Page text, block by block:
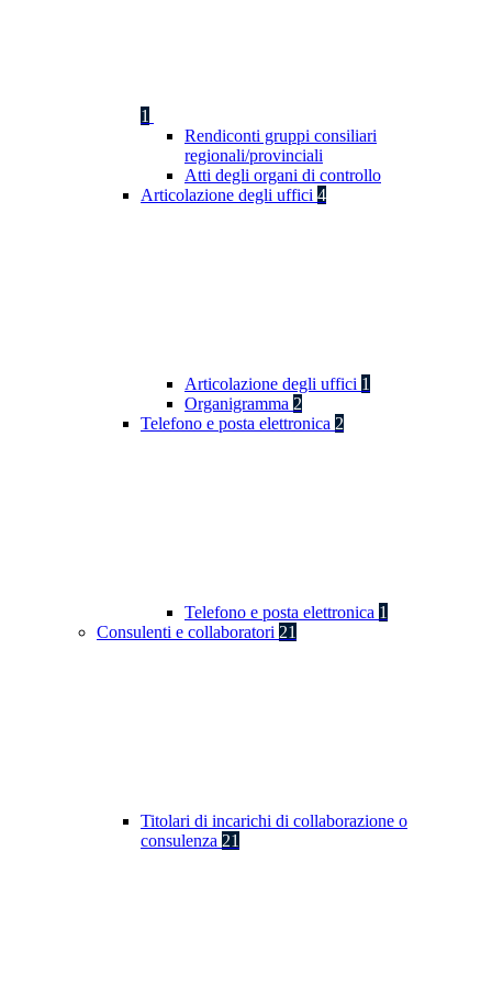
1
Rendiconti gruppi consiliari
regionali/provinciali
Atti degli organi di controllo
Articolazione degli uffici 4
Articolazione degli uffici 1
Organigramma 2
Telefono e posta elettronica 2
Telefono e posta elettronica 1
Consulenti e collaboratori 21
Titolari di incarichi di collaborazione o
consulenza 21